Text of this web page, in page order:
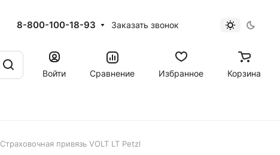
8-800-100-18-93 Заказать звонок
Войти Сравнение Избранное Корзина
Страховочная привязь VOLT LT Petzl